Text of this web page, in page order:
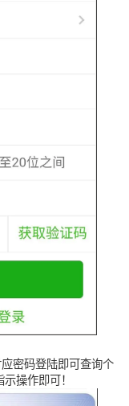
密码登陆即可查询个
操作即可！